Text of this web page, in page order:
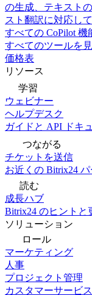
の生成、テキスト
スト翻訳に対応し
すべての CoPilot 機
すべてのツールを
価格表
リソース
学習
ウェビナー
ヘルプデスク
ガイドと API ドキ
つながる
チケットを送信
お近くの Bitrix24
読む
成長ハブ
Bitrix24 のヒントと
ソリューション
ロール
マーケティング
人事
プロジェクト管理
カスタマーサービス